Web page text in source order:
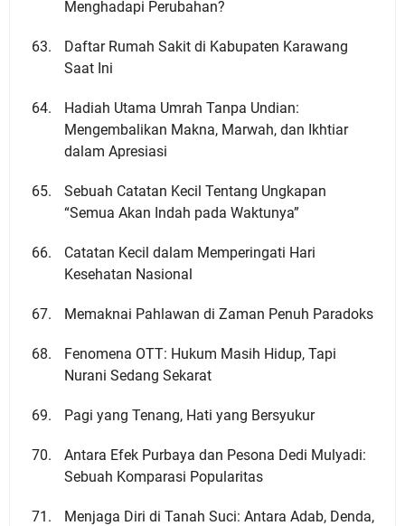
Menghadapi Perubahan?
Daftar Rumah Sakit di Kabupaten Karawang
Saat Ini
Hadiah Utama Umrah Tanpa Undian:
Mengembalikan Makna, Marwah, dan Ikhtiar
dalam Apresiasi
Sebuah Catatan Kecil Tentang Ungkapan
“Semua Akan Indah pada Waktunya”
Catatan Kecil dalam Memperingati Hari
Kesehatan Nasional
Memaknai Pahlawan di Zaman Penuh Paradoks
Fenomena OTT: Hukum Masih Hidup, Tapi
Nurani Sedang Sekarat
Pagi yang Tenang, Hati yang Bersyukur
Antara Efek Purbaya dan Pesona Dedi Mulyadi:
Sebuah Komparasi Popularitas
Menjaga Diri di Tanah Suci: Antara Adab, Denda,